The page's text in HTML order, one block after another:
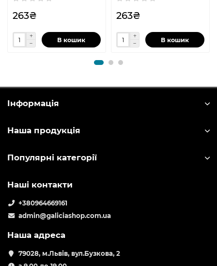
263₴
В кошик
263₴
В кошик
Інформація
Наша продукція
Популярні категорії
Наші контакти
+380964669161
admin@galiciashop.com.ua
Наша адреса
79028, м.Львів, вул.Бузкова, 2